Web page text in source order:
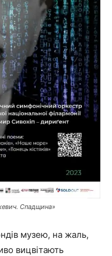
Спадщина»
музею, на жаль,
вицвітають